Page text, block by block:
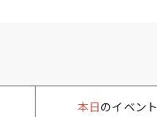
本日のイベント